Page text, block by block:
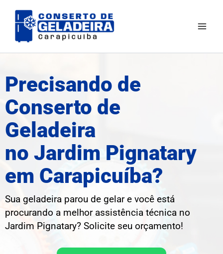
para
Precisando de
Conserto de
Geladeira
no Jardim Pignatary
em Carapicuíba?
Sua geladeira parou de gelar e você está
procurando a melhor assistência técnica no
Jardim Pignatary? Solicite seu orçamento!